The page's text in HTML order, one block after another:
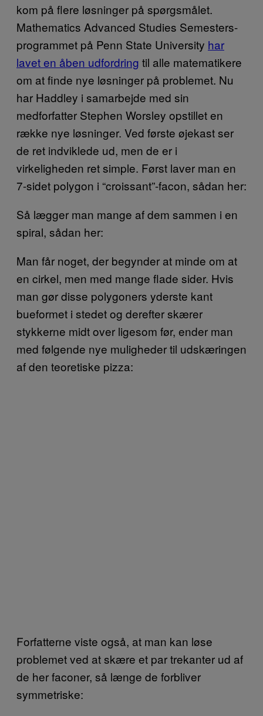
kom på flere løsninger på spørgsmålet.
Mathematics Advanced Studies Semesters-
programmet på Penn State University har
lavet en åben udfordring til alle matematikere
om at finde nye løsninger på problemet. Nu
har Haddley i samarbejde med sin
medforfatter Stephen Worsley opstillet en
række nye løsninger. Ved første øjekast ser
de ret indviklede ud, men de er i
virkeligheden ret simple. Først laver man en
7-sidet polygon i “croissant”-facon, sådan her:
Så lægger man mange af dem sammen i en
spiral, sådan her:
Man får noget, der begynder at minde om at
en cirkel, men med mange flade sider. Hvis
man gør disse polygoners yderste kant
bueformet i stedet og derefter skærer
stykkerne midt over ligesom før, ender man
med følgende nye muligheder til udskæringen
af den teoretiske pizza:
Forfatterne viste også, at man kan løse
problemet ved at skære et par trekanter ud af
de her faconer, så længe de forbliver
symmetriske: